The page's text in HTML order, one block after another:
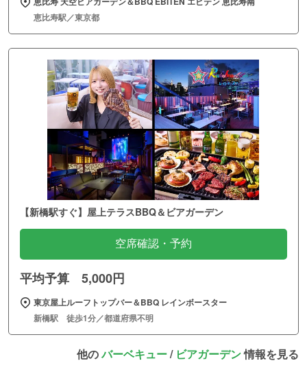
恵比寿駅／東京都
【新橋駅すぐ】屋上テラスBBQ＆ビアガーデン
空席確認・予約
平均予算 5,000円
東京屋上ルーフトップバー＆BBQ レインボースター
新橋駅 徒歩1分／都道府県不明
他のバーベキュー/ ビアガーデン情報を見る